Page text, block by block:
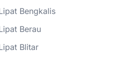
Bengkalis
Berau
Blitar